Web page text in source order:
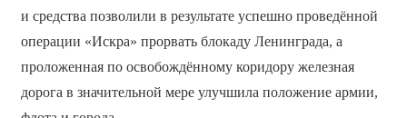
и средства позволили в результате успешно проведённой
операции «Искра» прорвать блокаду Ленинграда, а
проложенная по освобождённому коридору железная
дорога в значительной мере улучшила положение армии,